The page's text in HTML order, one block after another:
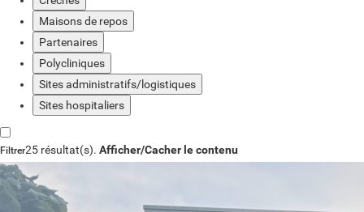
Maisons de repos
Partenaires
Polycliniques
Sites administratifs/logistiques
Sites hospitaliers
Filtrer25 résultat(s). Afficher/Cacher le contenu
Site ou centre
Jours d'ouverture